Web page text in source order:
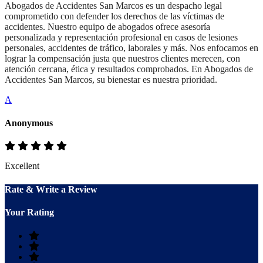
Abogados de Accidentes San Marcos es un despacho legal
comprometido con defender los derechos de las víctimas de
accidentes. Nuestro equipo de abogados ofrece asesoría
personalizada y representación profesional en casos de lesiones
personales, accidentes de tráfico, laborales y más. Nos enfocamos en
lograr la compensación justa que nuestros clientes merecen, con
atención cercana, ética y resultados comprobados. En Abogados de
Accidentes San Marcos, su bienestar es nuestra prioridad.
A
Anonymous
Excellent
Rate & Write a Review
Your Rating